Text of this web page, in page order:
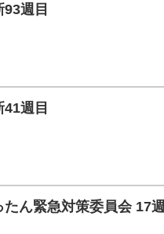
週目
週目
たん緊急対策委員会 17